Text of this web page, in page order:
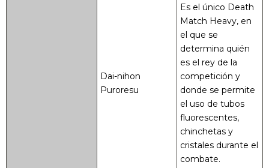
Dai-nihon
Puroresu
Es el único Death
Match Heavy, en
el que se
determina quién
es el rey de la
competición y
donde se permite
el uso de tubos
fluorescentes,
chinchetas y
cristales durante el
combate.